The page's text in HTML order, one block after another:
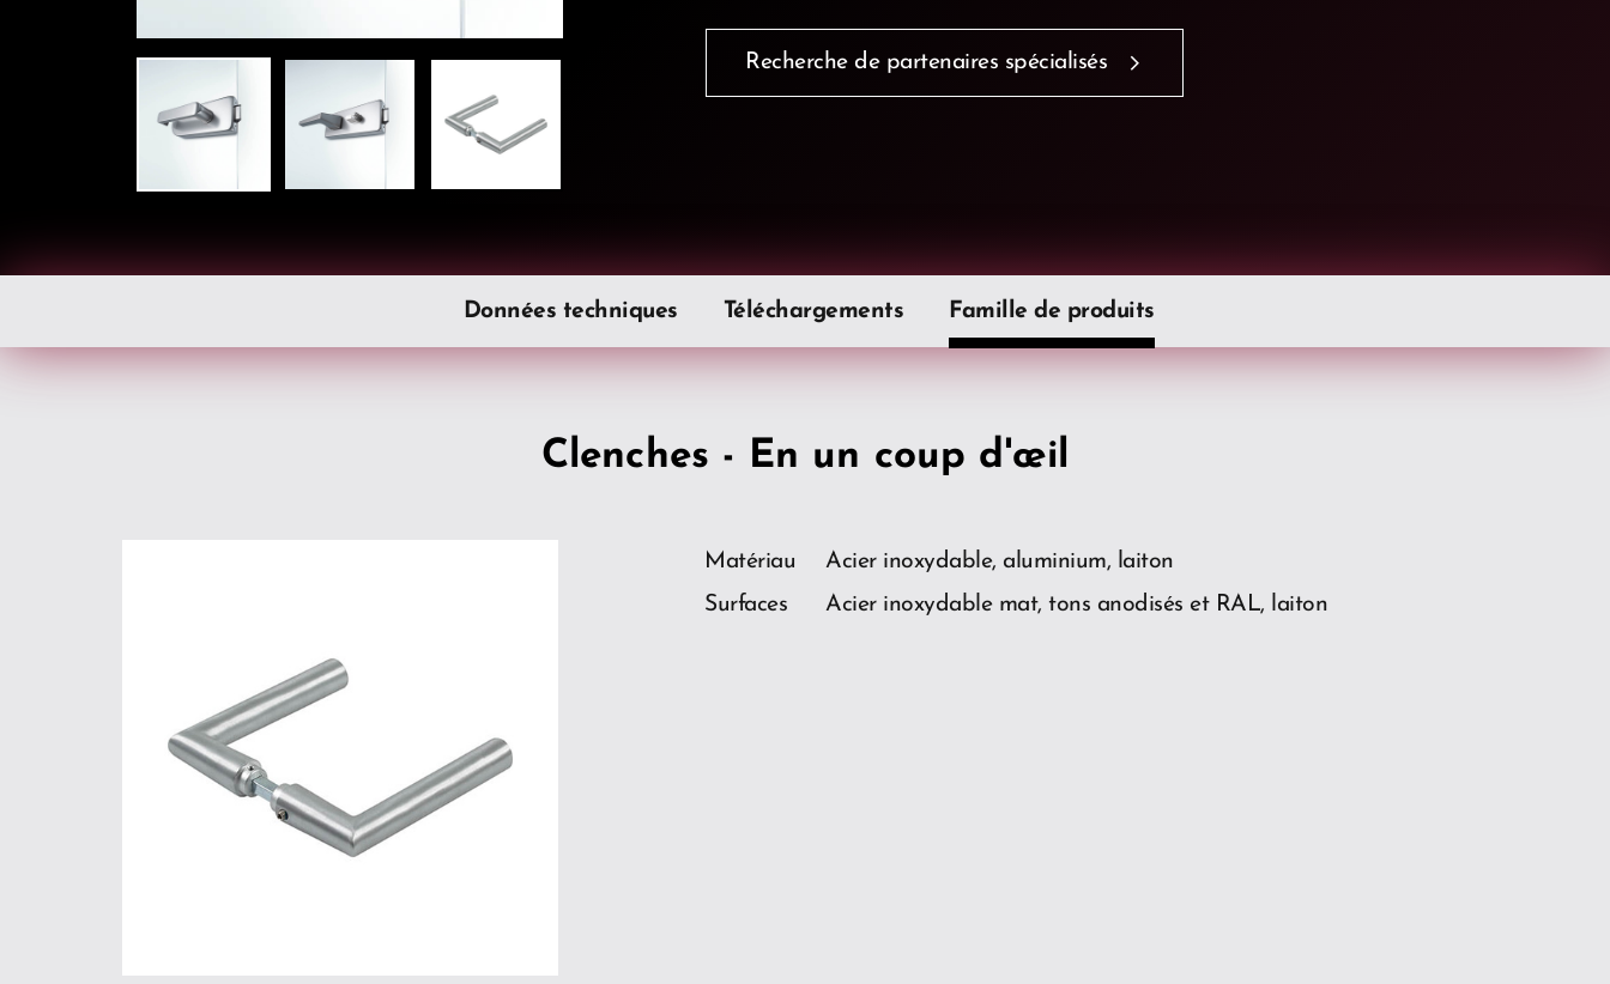
Recherche de partenaires spécialisés
Données techniques Téléchargements Famille de produits
Clenches - En un coup d'œil
Matériau
Acier inoxydable, aluminium, laiton
Surfaces
Acier inoxydable mat, tons anodisés et RAL, laiton